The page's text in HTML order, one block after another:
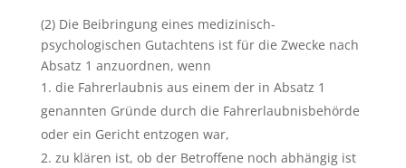
(2) Die Beibringung eines medizinisch-
psychologischen Gutachtens ist für die Zwecke nach
Absatz 1 anzuordnen, wenn
die Fahrerlaubnis aus einem der in Absatz 1
genannten Gründe durch die Fahrerlaubnisbehörde
oder ein Gericht entzogen war,
zu klären ist, ob der Betroffene noch abhängig ist